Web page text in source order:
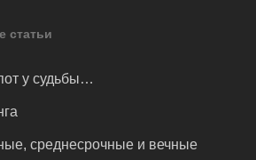
статьи
у судьбы…
среднесрочные и вечные